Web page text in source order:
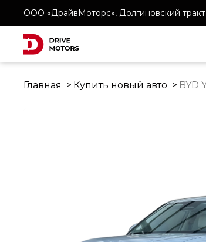
ООО «ДрайвМоторс», Долгиновский тракт
Главная Купить новый авто BYD